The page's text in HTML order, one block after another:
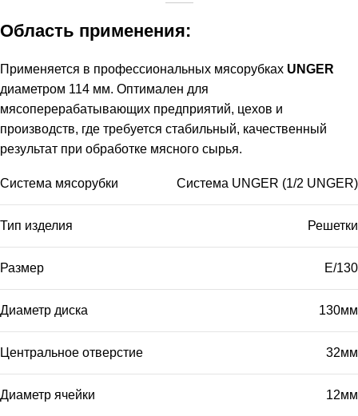
Область применения:
Применяется в профессиональных мясорубках UNGER
диаметром 114 мм. Оптимален для
мясоперерабатывающих предприятий, цехов и
производств, где требуется стабильный, качественный
результат при обработке мясного сырья.
Система мясорубки Система UNGER (1/2 UNGER)
Тип изделия Решетки
Размер E/130
Диаметр диска 130мм
Центральное отверстие 32мм
Диаметр ячейки 12мм